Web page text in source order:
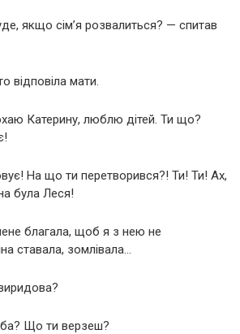
якщо сім’я розвалиться? — спитав
відповіла мати.
Катерину, люблю дітей. Ти що?
На що ти перетворився?! Ти! Ти! Ах,
була Леся!
благала, щоб я з нею не
ставала, зомлівала…
Що ти верзеш?